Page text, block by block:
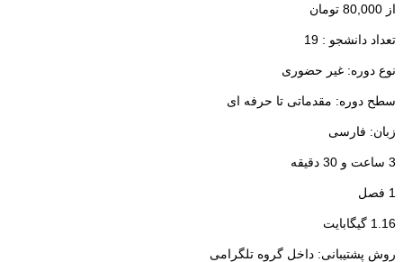
از 80,000 تومان
تعداد دانشجو : 19
نوع دوره: غیر حضوری
سطح دوره: مقدماتی تا حرفه ای
زبان: فارسی
3 ساعت و 30 دقیقه
1 فصل
1.16 گیگابایت
روش پشتیبانی: داخل گروه تلگرامی